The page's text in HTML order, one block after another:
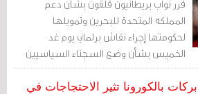
قرّر نواب بريطانيون قلقون بشأن دعم
المملكة المتحدة للبحرين وتمويلها
لحكومتها إجراء نقاش برلماني يوم غد
الخميس بشأن وضع السجناء السياسيين
في البحرين. ويأتي النّقاش بعد الكشف عن أنّ
دافعي الضرائب البريطانيين يُموّلون برامج
بالكورونا تثير الاحتجاجات في